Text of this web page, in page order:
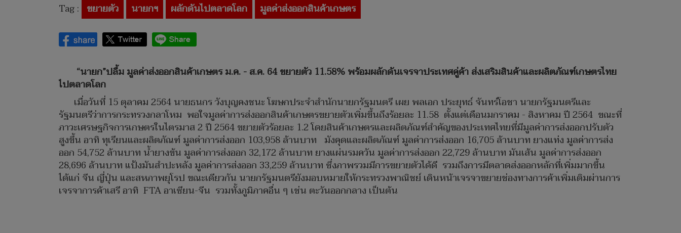
Tag : ขยายตัว นายกฯ ผลักดันไปตลาดโลก มูลค่าส่งออกสินค้าเกษตร
“นายก”ปลื้ม มูลค่าส่งออกสินค้าเกษตร ม.ค. - ส.ค. 64 ขยายตัว 11.58% พร้อมผลักดันเจรจาประเทศคู่ค้า ส่งเสริมสินค้าและผลิตภัณฑ์เกษตรไทย
ไปตลาดโลก
เมื่อวันที่ 15 ตุลาคม 2564 นายธนกร วังบุญคงชนะ โฆษกประจำสำนักนายกรัฐมนตรี เผย พลเอก ประยุทธ์ จันทร์โอชา นายกรัฐมนตรีและ
รัฐมนตรีว่าการกระทรวงกลาโหม พอใจมูลค่าการส่งออกสินค้าเกษตรขยายตัวเพิ่มขึ้นถึงร้อยละ 11.58 ตั้งแต่เดือนมกราคม - สิงหาคม ปี 2564 ขณะที่
ภาวะเศรษฐกิจการเกษตรในไตรมาส 2 ปี 2564 ขยายตัวร้อยละ 1.2 โดยสินค้าเกษตรและผลิตภัณฑ์สำคัญของประเทศไทยที่มีมูลค่าการส่งออกปรับตัว
สูงขึ้น อาทิ ทุเรียนและผลิตภัณฑ์ มูลค่าการส่งออก 103,958 ล้านบาท มังคุดและผลิตภัณฑ์ มูลค่าการส่งออก 16,705 ล้านบาท ยางแท่ง มูลค่าการส่ง
ออก 54,752 ล้านบาท น้ำยางข้น มูลค่าการส่งออก 32,172 ล้านบาท ยางแผ่นรมควัน มูลค่าการส่งออก 22,729 ล้านบาท มันเส้น มูลค่าการส่งออก
28,696 ล้านบาท แป้งมันสำปะหลัง มูลค่าการส่งออก 33,259 ล้านบาท ซึ่งภาพรวมมีการขยายตัวได้ดี รวมถึงการมีตลาดส่งออกหลักที่เพิ่มมากขึ้น
ได้แก่ จีน ญี่ปุ่น และสหภาพยุโรป ขณะเดียวกัน นายกรัฐมนตรียังมอบหมายให้กระทรวงพาณิชย์ เดินหน้าเจรจาขยายช่องทางการค้าเพิ่มเติมผ่านการ
เจรจาการค้าเสรี อาทิ FTA อาเซียน-จีน รวมทั้งภูมิภาคอื่น ๆ เช่น ตะวันออกกลาง เป็นต้น